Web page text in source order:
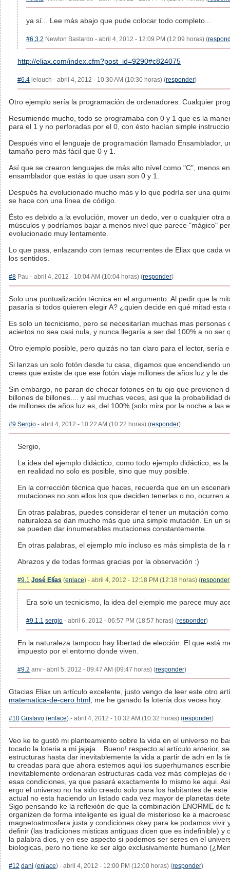
ya sí... Lee más abajo que pude colocar todo completo...
#6.3.2 Newton Bastardo - abril 4, 2012 - 12:09 PM (12:09 horas) (
http://eliax.com/index.cfm?post_id=9290#c824075
#6.4 lelouch - abril 4, 2012 - 10:30 AM (10:30 horas) (responder)
Otro ejemplo sería la programación de ordenadores. Cualquier
Resumiendo mucho, todo se programaba con 0 y 1 que es la
para el 1 y no perforadas por el 0, con ésto hacían simple
Después vino el lenguaje de programación llamado Ensamblador,
tamaño pero más fácil que 0 y 1.
Así que se crearon lenguajes de más alto nível como "C", menos
ensamblador que estás lo que usan son 0 y 1.
Después ha evolucionado mucho más y lo que podría ser una
se hace con una línea de código.
Ésto es debido a la evolución, mover un dedo, ver o cualquier
músculos y podríamos bajar a menos nivel que parece "mágico"
evolucionado muy lentamente.
Lo que pasa, enlazando con temas recurrentes de Eliax que cada
los sentidos.
#8 Pau - abril 4, 2012 - 10:04 AM (10:04 horas) (responder)
Solo una puntualización técnica en el argumento: Al pedir que la
pasaría si todos quieren elegir A? ¿quien decide en qué mitad esta
Es solo un tecnicismo, pero se necesitarían muchas mas
aciertos no sea casi nula, y nunca llegaría a ser del 100% a no ser
Otro ejemplo posible, pero quizás no tan claro para el lector, sería
Si lanzas un solo fotón desde tu casa, digamos que encendiendo
crees que existe de que ese fotón viaje millones de años luz y le
Sin embargo, no paran de chocar fotones en tu ojo que provienen
billones de billones.... y así muchas veces, asi que la probabilidad
de millones de años luz es, del 100% (solo mira por la noche a las
#9 Sergio - abril 4, 2012 - 10:22 AM (10:22 horas) (responder)
Sergio,
La idea del ejemplo didáctico, como todo ejemplo didáctico, es
en realidad no solo es posible, sino que muy posible.
En la corrección técnica que haces, recuerda que en un
mutaciones no son ellos los que deciden tenerlas o no, ocurren
En otras palabras, puedes considerar el tener un mutación
naturaleza se dan mucho más que una simple mutación. En un
se pueden dar innumerables mutaciones constantemente.
En otras palabras, el ejemplo mío incluso es más simplista de la
Abrazos y de todas formas gracias por la observación :)
#9.1 José Elías (enlace) - abril 4, 2012 - 12:18 PM (12:18 horas) (responder
Era solo un tecnicismo, la idea del ejemplo me parece muy
#9.1.1 sergio - abril 6, 2012 - 06:57 PM (18:57 horas) (responder)
En la naturaleza tampoco hay libertad de elección. El que está
impuesto por el entorno donde viven.
#9.2 anv - abril 5, 2012 - 09:47 AM (09:47 horas) (responder)
Gtacias Eliax un artículo excelente, justo vengo de leer este otro
matematica-de-cero.html , me he ganado la lotería dos veces hoy.
#10 Gustavo (enlace) - abril 4, 2012 - 10:32 AM (10:32 horas) (responder)
Veo ke te gustó mi planteamiento sobre la vida en el universo no
tocado la loteria a mi jajaja... Bueno! respecto al artículo anterior,
estructuras hasta dar inevitablemente la vida a partir de adn en la
tu creadas para que ahora estemos aqui los superhumanos
inevitablemente ordenaran estructuras cada vez más complejas
esas condiciones, ya que pasará exactamente lo mismo ke aqui.
ergo el universo no ha sido creado solo para los habitantes de
actual no esta haciendo un listado cada vez mayor de planetas
Sigo pensando ke la reflexión de que la combinación ENORME
organizen de forma inteligente es igual de misterioso ke a
magnetoatmosfera justa y condiciones okey para ke podamos
definir (las tradiciones misticas antiguas dicen que es indefinible)
la palabra dios, y en ese aspecto si podemos ser seres en el
biologicas, pero no tiene ke ser algo exclusivamente humano
#12 dani (enlace) - abril 4, 2012 - 12:00 PM (12:00 horas) (responder)